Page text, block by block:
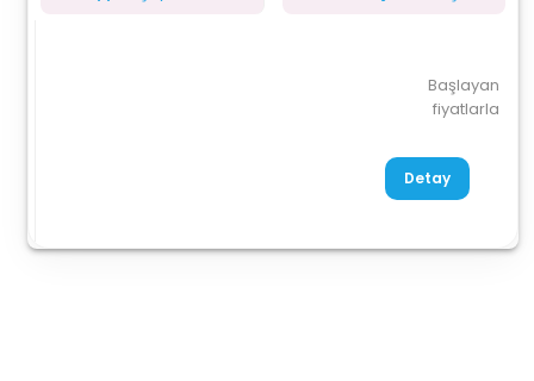
Başlayan
fiyatlarla
Detay